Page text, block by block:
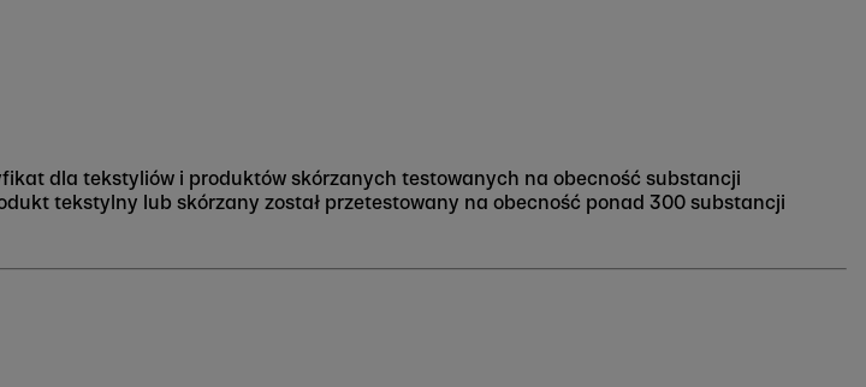
dla tekstyliów i produktów skórzanych testowanych na obecność substancji
tekstylny lub skórzany został przetestowany na obecność ponad 300 substancji